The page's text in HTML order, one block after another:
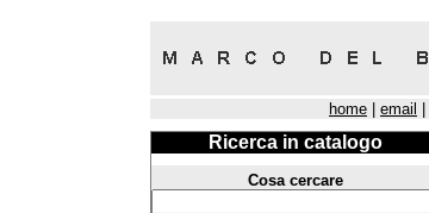
home email
Ricerca in catalogo
Cosa cercare